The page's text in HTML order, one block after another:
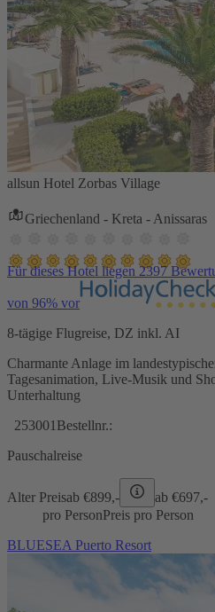
allsun Hotel Zorbas Village
Griechenland - Kreta - Anissaras
Für dieses Hotel liegen 2397
von 96% vor
8-tägige Flugreise, DZ inkl. AI
Charmante Anlage im
Tagesanimation, Live-Musik und
Unterhaltung
253001 Bestellnr.:
Pauschalreise
Alter Preisab €899,- ab €697,-
pro PersonPreis pro Person
BLUESEA Puerto Resort